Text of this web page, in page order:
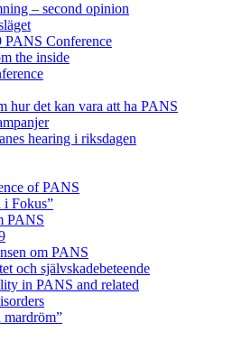
– second opinion
PANS Conference
the inside
hur det kan vara att ha PANS
hearing i riksdagen
of PANS
i Fokus”
PANS
om PANS
och självskadebeteende
in PANS and related
mardröm”